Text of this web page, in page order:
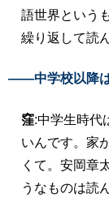
語世界という
繰り返して読
――中学校以降は
窪:中学生時代
いんです。家
くて。安岡章
うなものは読